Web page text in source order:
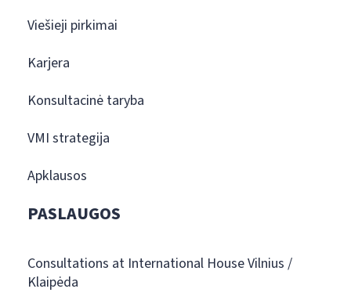
Viešieji pirkimai
Karjera
Konsultacinė taryba
VMI strategija
Apklausos
PASLAUGOS
Consultations at International House Vilnius /
Klaipėda